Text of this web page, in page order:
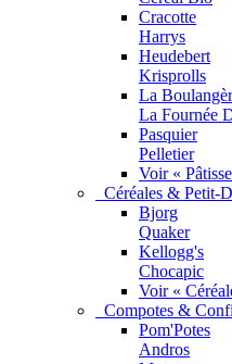
Cracotte
Harrys
Heudebert
Krisprolls
La
La Fournée
Pasquier
Pelletier
Voir «
Céréales & Petit-
Bjorg
Quaker
Kellogg's
Chocapic
Voir «
Compotes &
Pom'Potes
Andros